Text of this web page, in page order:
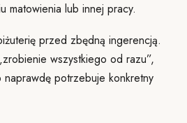
matowienia lub innej pracy.
przed zbędną ingerencją.
wszystkiego od razu”,
potrzebuje konkretny